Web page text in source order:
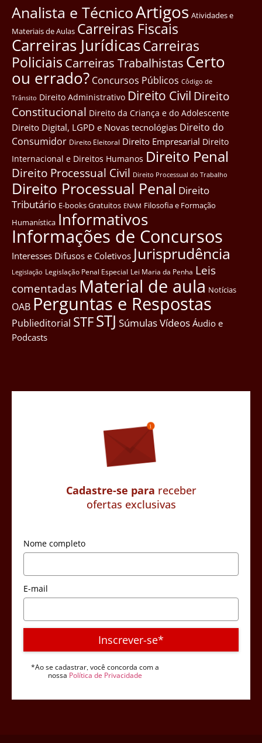
Analista e TécnicoArtigos Atividades e
Materiais de Aulas Carreiras Fiscais
Carreiras JurídicasCarreiras
Policiais Carreiras Trabalhistas Certo
ou errado? Concursos Públicos Côdigo de
Trânsito Direito Administrativo Direito Civil Direito
Constitucional Direito da Criança e do Adolescente
Direito Digital, LGPD e Novas tecnológias Direito do
Consumidor Direito Eleitoral Direito Empresarial Direito
Internacional e Direitos Humanos Direito Penal
Direito Processual Civil Direito Processual do Trabalho
Direito Processual Penal Direito
Tributário E-books Gratuitos ENAM Filosofia e Formação
Humanística Informativos
Informações de Concursos
Interesses Difusos e Coletivos Jurisprudência
Legislação Legislação Penal Especial Lei Maria da Penha Leis
comentadas Material de aula Notícias
OAB Perguntas e Respostas
Publieditorial STFSTJ SúmulasVídeos Áudio e
Podcasts
Cadastre-se para receber
ofertas exclusivas
Nome completo
E-mail
Inscrever-se*
*Ao se cadastrar, você concorda com a
nossa Política de Privacidade